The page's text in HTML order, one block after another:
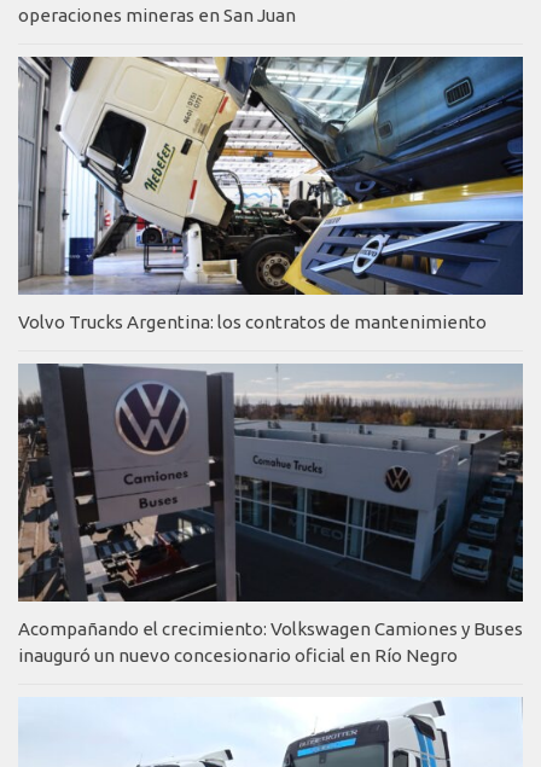
operaciones mineras en San Juan
Volvo Trucks Argentina: los contratos de mantenimiento
Acompañando el crecimiento: Volkswagen Camiones y Buses
inauguró un nuevo concesionario oficial en Río Negro